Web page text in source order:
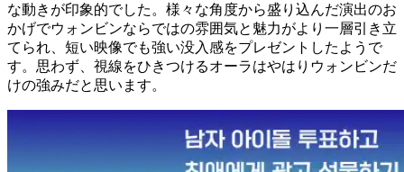
な動きが印象的でした。様々な角度から盛り込んだ演出のお
かげでウォンビンならではの雰囲気と魅力がより一層引き立
てられ、短い映像でも強い没入感をプレゼントしたようで
す。思わず、視線をひきつけるオーラはやはりウォンビンだ
けの強みだと思います。